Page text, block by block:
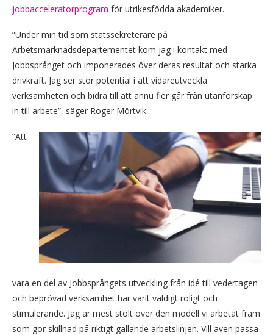
jobbacceleratorprogram för utrikesfödda akademiker.
”Under min tid som statssekreterare på
Arbetsmarknadsdepartementet kom jag i kontakt med
Jobbsprånget och imponerades över deras resultat och starka
drivkraft. Jag ser stor potential i att vidareutveckla
verksamheten och bidra till att ännu fler går från utanförskap
in till arbete”, säger Roger Mörtvik.
”Att
vara en del av Jobbsprångets utveckling från idé till vedertagen
och beprövad verksamhet har varit väldigt roligt och
stimulerande. Jag är mest stolt över den modell vi arbetat fram
som gör skillnad på riktigt gällande arbetslinjen. Vill även passa